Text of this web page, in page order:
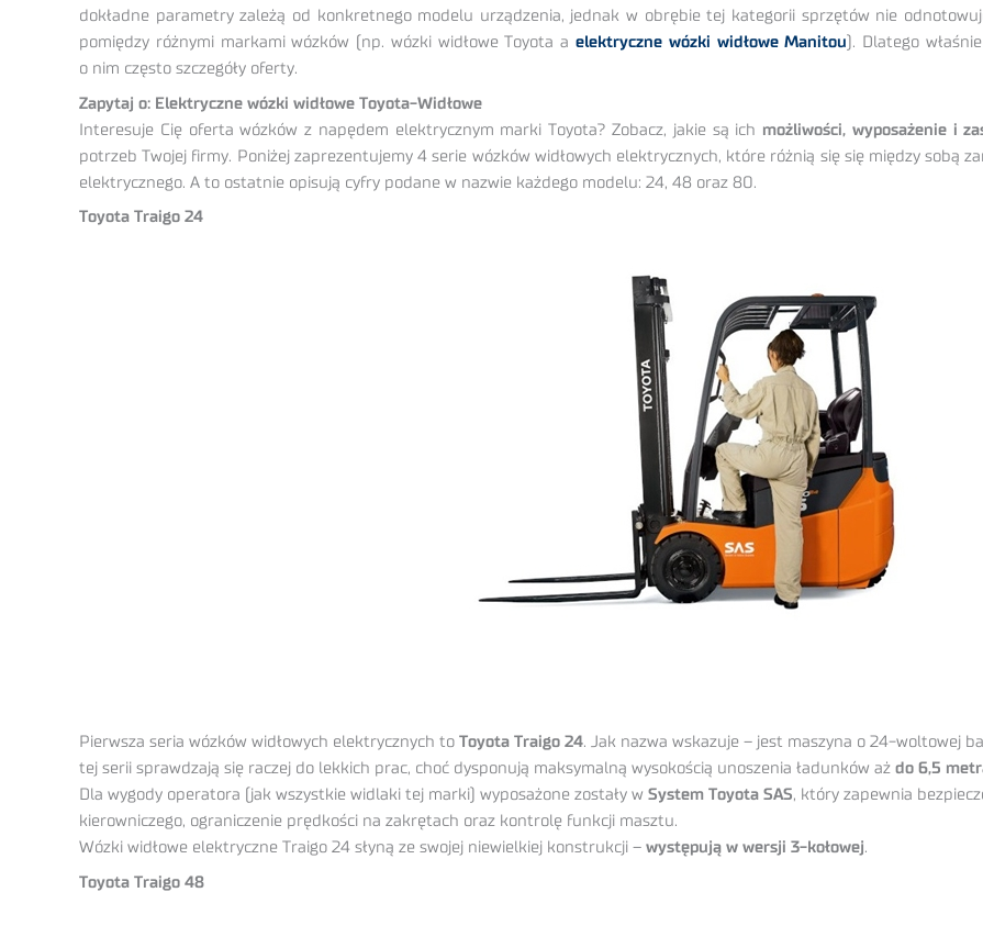
dokładne parametry zależą od konkretnego modelu urządzenia, jednak w obrębie tej kategorii sprzętów nie
pomiędzy różnymi markami wózków (np. wózki widłowe Toyota a elektryczne wózki widłowe Manitou ). Dlatego
o nim często szczegóły oferty.
Zapytaj o: Elektryczne wózki widłowe Toyota-Widłowe
Interesuje Cię oferta wózków z napędem elektrycznym marki Toyota? Zobacz, jakie są ich możliwości, wyposażenie i
potrzeb Twojej firmy. Poniżej zaprezentujemy 4 serie wózków widłowych elektrycznych, które różnią się się między sobą
elektrycznego. A to ostatnie opisują cyfry podane w nazwie każdego modelu: 24, 48 oraz 80.
Toyota Traigo 24
Pierwsza seria wózków widłowych elektrycznych to Toyota Traigo 24. Jak nazwa wskazuje – jest maszyna o 24-woltowej
tej serii sprawdzają się raczej do lekkich prac, choć dysponują maksymalną wysokością unoszenia ładunków aż do 6,5
Dla wygody operatora (jak wszystkie widlaki tej marki) wyposażone zostały w System Toyota SAS, który zapewnia
kierowniczego, ograniczenie prędkości na zakrętach oraz kontrolę funkcji masztu.
Wózki widłowe elektryczne Traigo 24 słyną ze swojej niewielkiej konstrukcji – występują w wersji 3-kołowej.
Toyota Traigo 48